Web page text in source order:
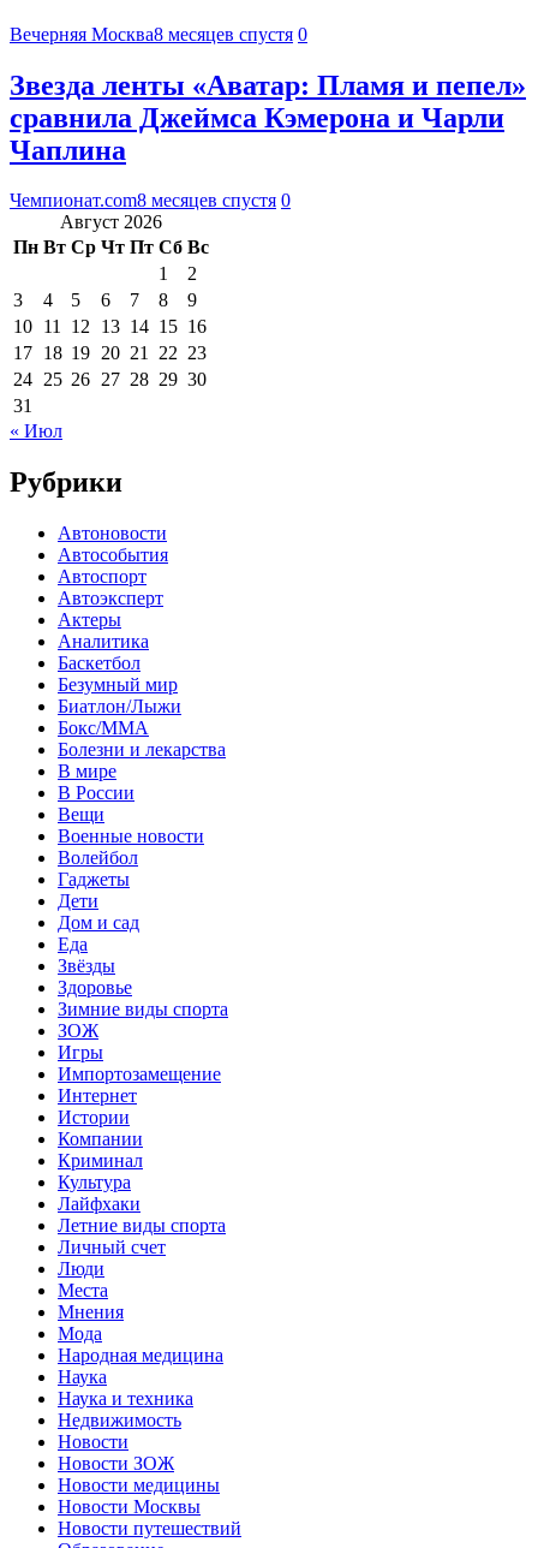
Вечерняя Москва8 месяцев спустя 0
Звезда ленты «Аватар: Пламя и пепел»
сравнила Джеймса Кэмерона и Чарли
Чаплина
Чемпионат.com8 месяцев спустя 0
Август 2026
Пн Вт Ср Чт Пт Сб Вс
1
2
3
4 5 6 7 8
9
10 11 12 13 14 15 16
17 18 19 20 21 22 23
24 25 26 27 28 29 30
31
« Июл
Рубрики
Автоновости
Автособытия
Автоспорт
Автоэксперт
Актеры
Аналитика
Баскетбол
Безумный мир
Биатлон/Лыжи
Бокс/MMA
Болезни и лекарства
В мире
В России
Вещи
Военные новости
Волейбол
Гаджеты
Дети
Дом и сад
Еда
Звёзды
Здоровье
Зимние виды спорта
ЗОЖ
Игры
Импортозамещение
Интернет
Истории
Компании
Криминал
Культура
Лайфхаки
Летние виды спорта
Личный счет
Люди
Места
Мнения
Мода
Народная медицина
Наука
Наука и техника
Недвижимость
Новости
Новости ЗОЖ
Новости медицины
Новости Москвы
Новости путешествий